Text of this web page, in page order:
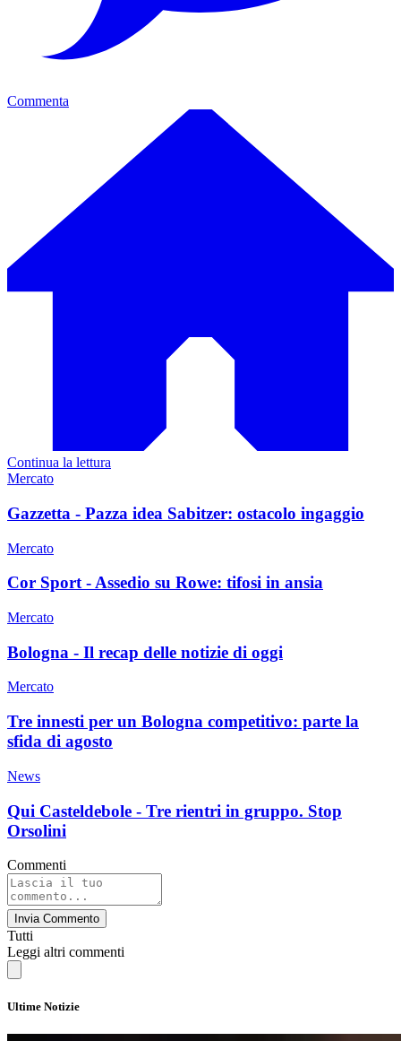
Commenta
Continua la lettura
Mercato
Gazzetta - Pazza idea Sabitzer: ostacolo ingaggio
Mercato
Cor Sport - Assedio su Rowe: tifosi in ansia
Mercato
Bologna - Il recap delle notizie di oggi
Mercato
Tre innesti per un Bologna competitivo: parte la
sfida di agosto
News
Qui Casteldebole - Tre rientri in gruppo. Stop
Orsolini
Commenti
Invia Commento
Tutti
Leggi altri commenti
Ultime Notizie